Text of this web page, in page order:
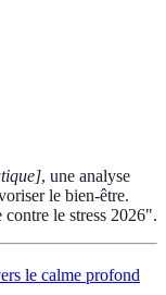
, une analyse
le bien-être.
le stress 2026".
le calme profond